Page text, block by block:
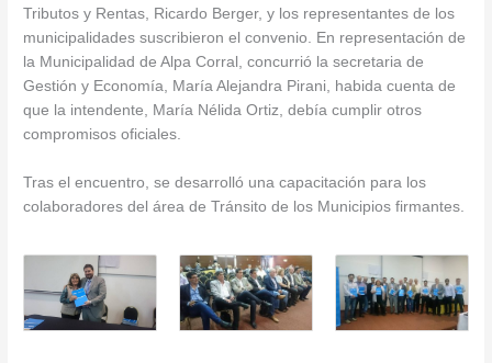
Tributos y Rentas, Ricardo Berger, y los representantes de los
municipalidades suscribieron el convenio. En representación de
la Municipalidad de Alpa Corral, concurrió la secretaria de
Gestión y Economía, María Alejandra Pirani, habida cuenta de
que la intendente, María Nélida Ortiz, debía cumplir otros
compromisos oficiales.
Tras el encuentro, se desarrolló una capacitación para los
colaboradores del área de Tránsito de los Municipios firmantes.